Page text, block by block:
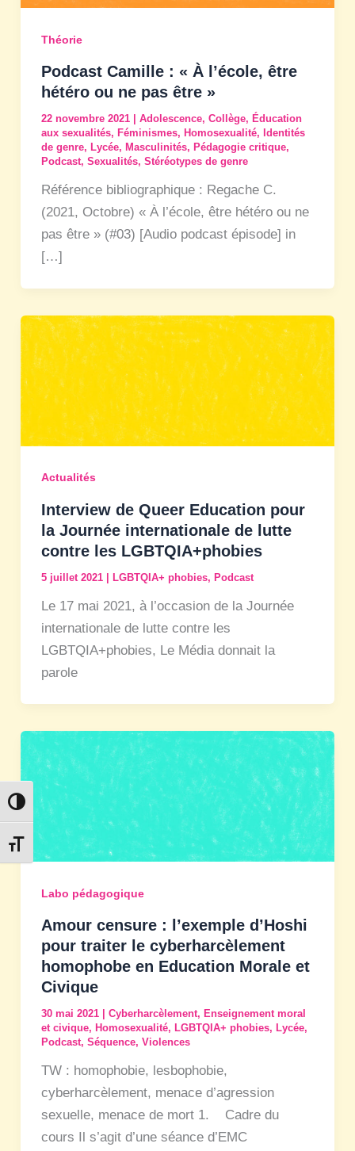
Passer en contraste élevé
Changer la taille de la police
Théorie
Podcast Camille : « À l’école, être
hétéro ou ne pas être »
22 novembre 2021 Adolescence, Collège, Éducation
aux sexualités, Féminismes, Homosexualité, Identités
de genre, Lycée, Masculinités, Pédagogie critique,
Podcast, Sexualités, Stéréotypes de genre
Référence bibliographique : Regache C.
(2021, Octobre) « À l’école, être hétéro ou ne
pas être » (#03) [Audio podcast épisode] in
[…]
Actualités
Interview de Queer Education pour
la Journée internationale de lutte
contre les LGBTQIA+phobies
5 juillet 2021 LGBTQIA+ phobies, Podcast
Le 17 mai 2021, à l’occasion de la Journée
internationale de lutte contre les
LGBTQIA+phobies, Le Média donnait la
parole
Labo pédagogique
Amour censure : l’exemple d’Hoshi
pour traiter le cyberharcèlement
homophobe en Education Morale et
Civique
30 mai 2021 Cyberharcèlement, Enseignement moral
et civique, Homosexualité, LGBTQIA+ phobies, Lycée,
Podcast, Séquence, Violences
TW : homophobie, lesbophobie,
cyberharcèlement, menace d’agression
sexuelle, menace de mort 1. Cadre du
cours Il s’agit d’une séance d’EMC